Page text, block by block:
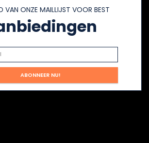
VAN ONZE MAILLIJST VOOR BEST